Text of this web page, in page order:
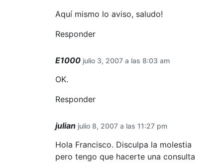
Aquí mismo lo aviso, saludo!
Responder
E1000 julio 3, 2007 a las 8:03 am
OK.
Responder
julian julio 8, 2007 a las 11:27 pm
Hola Francisco. Disculpa la molestia
pero tengo que hacerte una consulta